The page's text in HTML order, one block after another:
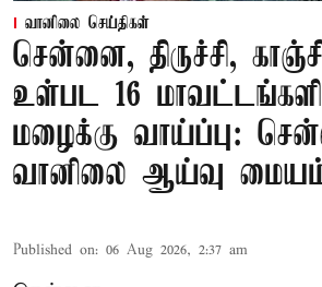
வானிலை செய்திகள்
சென்னை, திருச்சி,
உள்பட 16
மழைக்கு வாய்ப்பு:
வானிலை ஆய்வு
Published on: 06 Aug 2026, 2:37 am